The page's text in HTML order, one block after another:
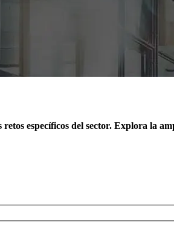
específicos del sector. Explora la